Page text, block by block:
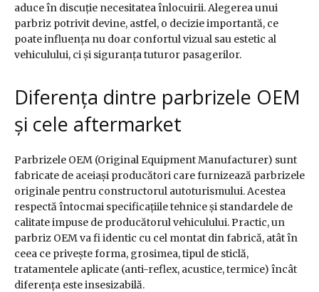
aduce în discuție necesitatea înlocuirii. Alegerea unui
parbriz potrivit devine, astfel, o decizie importantă, ce
poate influența nu doar confortul vizual sau estetic al
vehiculului, ci și siguranța tuturor pasagerilor.
Diferența dintre parbrizele OEM
și cele aftermarket
Parbrizele OEM (Original Equipment Manufacturer) sunt
fabricate de aceiași producători care furnizează parbrizele
originale pentru constructorul autoturismului. Acestea
respectă întocmai specificațiile tehnice și standardele de
calitate impuse de producătorul vehiculului. Practic, un
parbriz OEM va fi identic cu cel montat din fabrică, atât în
ceea ce privește forma, grosimea, tipul de sticlă,
tratamentele aplicate (anti-reflex, acustice, termice) încât
diferența este insesizabilă.